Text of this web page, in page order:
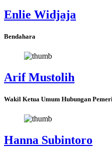
Enlie Widjaja
Bendahara
Arif Mustolih
Wakil Ketua Umum Hubungan
Hanna Subintoro